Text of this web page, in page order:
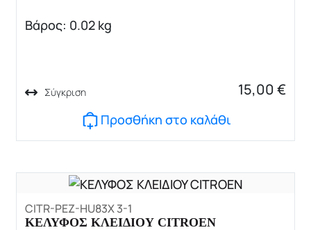
Βάρος: 0.02 kg
Σύγκριση 15,00€
Προσθήκη στο καλάθι
CITR-PEZ-HU83X 3-1
ΚΕΛΥΦΟΣ ΚΛΕΙΔΙΟΥ CITROEN